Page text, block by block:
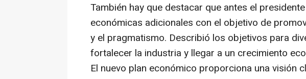
También hay que destacar que antes el
económicas adicionales con el objetivo de
y el pragmatismo. Describió los objetivos para
fortalecer la industria y llegar a un crecimiento
El nuevo plan económico proporciona una visión